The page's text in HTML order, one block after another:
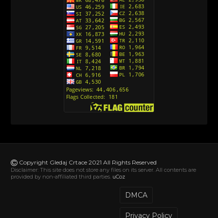
Action Man (Sinhronizovano na Hrvatski)
Action Man (2000) Sinhronizovano na Hrvatski
Andjeoski Prijatelji (Sinhronizovano na Srpski)
Ajkuca (Sharkdog) Sinhronizovano na Srpski
Alvin i veverice (Alvinnn!!! And the Chipmunks)
Sinhronizovano na Srpski
Avanture Mačka u čizmama (Sinhronizovano na
[78]
Abominable The Invisible (2022) Sinhronizovano
Copyright Gledaj Crtace 2021 All Rights Reserved
Disclaimer: This site does not store any files on its server. All contents are
provided by non-affiliated third parties. uCoz
DMCA
Privacy Policy